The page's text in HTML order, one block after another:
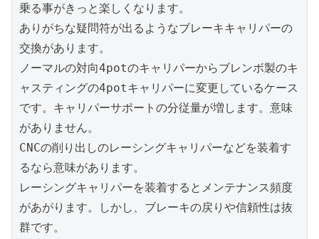
乗る事がきっと楽しくなります。
ありがちな疑問符が出るようなブレーキキャリパーの
交換があります。
ノーマルの対向4potのキャリパーからブレンボ製のキ
ャスティングの4potキャリパーに変更しているケース
です。キャリパーサポートの分従量が増します。意味
がありません。
CNCの削り出しのレーシングキャリパーなどを装着す
るなら意味があります。
レーシングキャリパーを装着するとメンテナンス頻度
があがります。しかし、ブレーキの戻りや信頼性は抜
群です。